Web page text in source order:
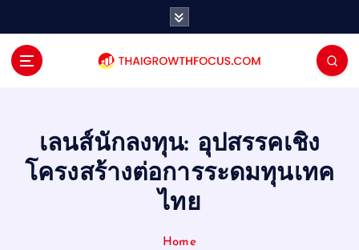
เลนส์นักลงทุน: อุปสรรคเชิง
โครงสร้างต่อการระดมทุนเทค
ไทย
Home